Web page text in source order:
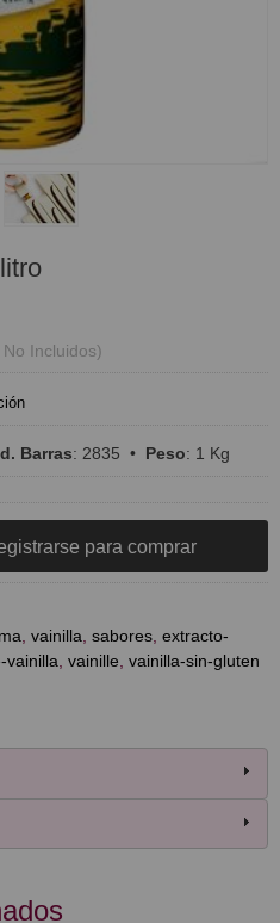
Incluidos)
Barras: 2835 • Peso: 1 Kg
para comprar
vainilla sabores extracto-
vainilla vainille vainilla-sin-gluten